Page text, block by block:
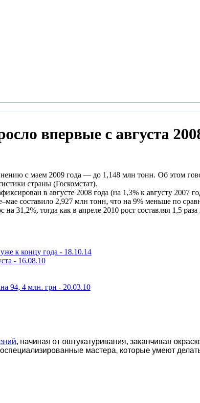
впервые с августа
с маем 2009 года — до 1,148 млн тонн. Об этом
страны (Госкомстат).
в августе 2008 года (на 1,3% к августу 2007
составило 2,927 млн тонн, что на 9% меньше по
31,2%, тогда как в апреле 2010 рост составлял 1,5 раза
к концу года - 18.10.14
- 16.08.10
94, 4 млн. грн - 20.03.10
, начиная от оштукатуривания, заканчивая
мастера, которые умеют